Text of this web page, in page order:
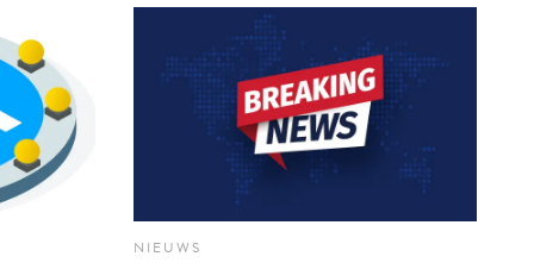
NIEUWS